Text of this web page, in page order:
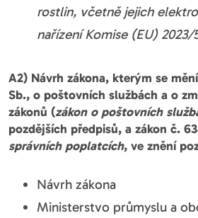
rostlin, včetně jejich
nařízení Komise (EU) 2023/
A2) Návrh zákona, kterým se
Sb., o poštovních službách a o
zákonů (zákon o poštovních
pozdějších předpisů, a zákon č.
správních poplatcích, ve znění
Návrh zákona
Ministerstvo průmyslu a